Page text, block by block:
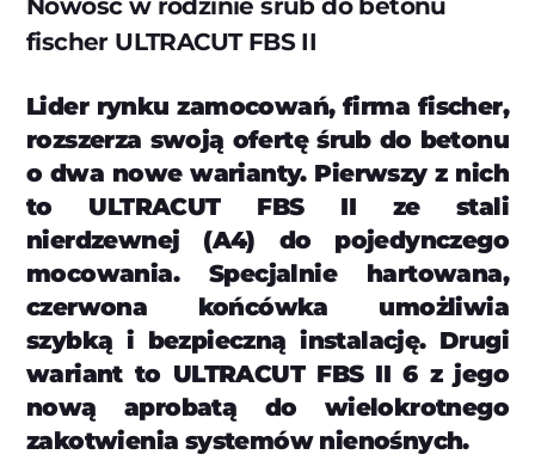
Nowość w rodzinie śrub do betonu
fischer ULTRACUT FBS II
Lider rynku zamocowań, firma fischer,
rozszerza swoją ofertę śrub do betonu
o dwa nowe warianty. Pierwszy z nich
to ULTRACUT FBS II ze stali
nierdzewnej (A4) do pojedynczego
mocowania. Specjalnie hartowana,
czerwona końcówka umożliwia
szybką i bezpieczną instalację. Drugi
wariant to ULTRACUT FBS II 6 z jego
nową aprobatą do wielokrotnego
zakotwienia systemów nienośnych.